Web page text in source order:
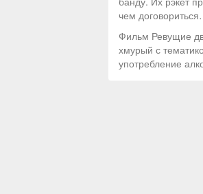
чем
Фильм Ревущие
хмурый с
употребление